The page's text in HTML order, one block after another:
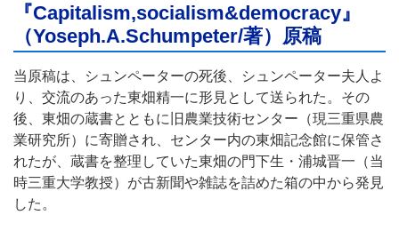
『Capitalism,socialism&democracy』
（Yoseph.A.Schumpeter/著）原稿
当原稿は、シュンペーターの死後、シュンペーター夫人よ
り、交流のあった東畑精一に形見として送られた。その
後、東畑の蔵書とともに旧農業技術センター（現三重県農
業研究所）に寄贈され、センター内の東畑記念館に保管さ
れたが、蔵書を整理していた東畑の門下生・浦城晋一（当
時三重大学教授）が古新聞や雑誌を詰めた箱の中から発見
した。